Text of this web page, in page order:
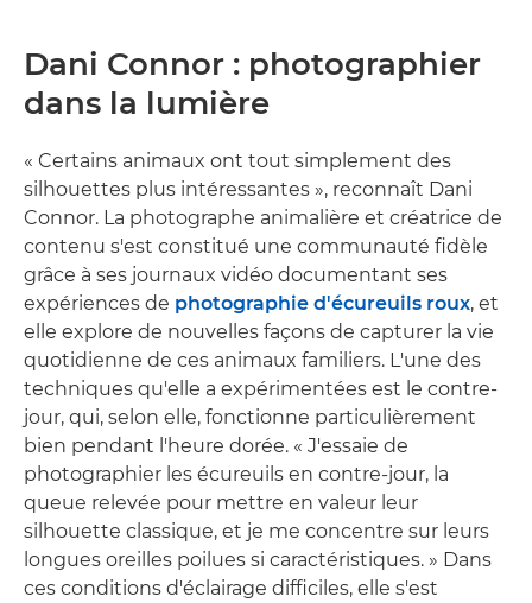
Dani Connor : photographier
dans la lumière
« Certains animaux ont tout simplement des
silhouettes plus intéressantes », reconnaît Dani
Connor. La photographe animalière et créatrice de
contenu s'est constitué une communauté fidèle
grâce à ses journaux vidéo documentant ses
expériences de photographie d'écureuils roux, et
elle explore de nouvelles façons de capturer la vie
quotidienne de ces animaux familiers. L'une des
techniques qu'elle a expérimentées est le contre-
jour, qui, selon elle, fonctionne particulièrement
bien pendant l'heure dorée. « J'essaie de
photographier les écureuils en contre-jour, la
queue relevée pour mettre en valeur leur
silhouette classique, et je me concentre sur leurs
longues oreilles poilues si caractéristiques. » Dans
ces conditions d'éclairage difficiles, elle s'est